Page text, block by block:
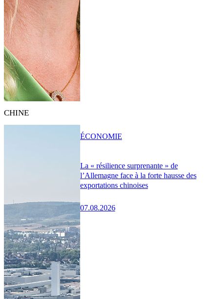
CHINE
La « résilience surprenante » de
l’Allemagne face à la forte hausse des
exportations chinoises
07.08.2026
ÉCONOMIE